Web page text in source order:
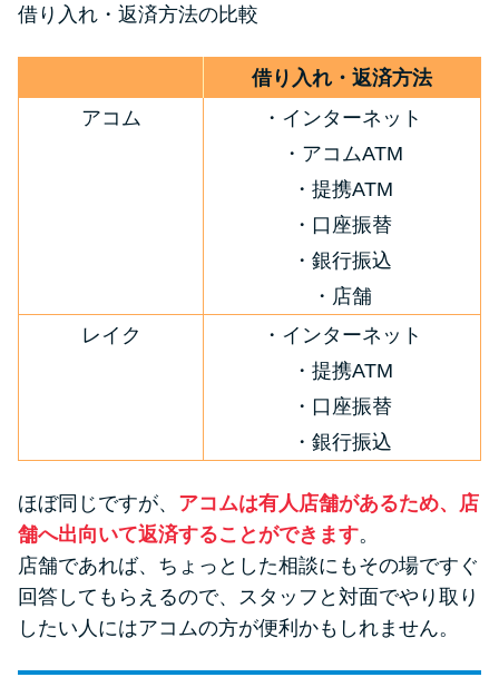
借り入れ・返済方法の比較
借り入れ・返済方法
アコム
・インターネット
・アコムATM
・提携ATM
・口座振替
・銀行振込
・店舗
レイク
・インターネット
・提携ATM
・口座振替
・銀行振込
ほぼ同じですが、 アコムは有人店舗があるため、店
舗へ出向いて返済することができます。
店舗であれば、ちょっとした相談にもその場ですぐ
回答してもらえるので、スタッフと対面でやり取り
したい人にはアコムの方が便利かもしれません。